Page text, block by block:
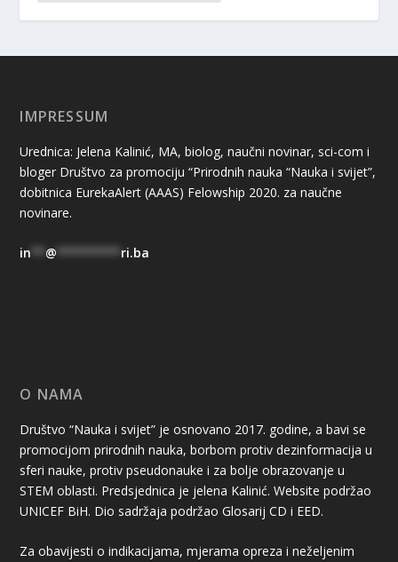
IMPRESSUM
Urednica: Jelena Kalinić, MA, biolog, naučni novinar, sci-com i
bloger Društvo za promociju “Prirodnih nauka “Nauka i svijet”,
dobitnica EurekaAlert (AAAS) Felowship 2020. za naučne
novinare.
in ** @ ********* ri.ba
O NAMA
Društvo “Nauka i svijet” je osnovano 2017. godine, a bavi se
promocijom prirodnih nauka, borbom protiv dezinformacija u
sferi nauke, protiv pseudonauke i za bolje obrazovanje u
STEM oblasti. Predsjednica je jelena Kalinić. Website podržao
UNICEF BiH. Dio sadržaja podržao Glosarij CD i EED.
Za obavijesti o indikacijama, mjerama opreza i neželjenim